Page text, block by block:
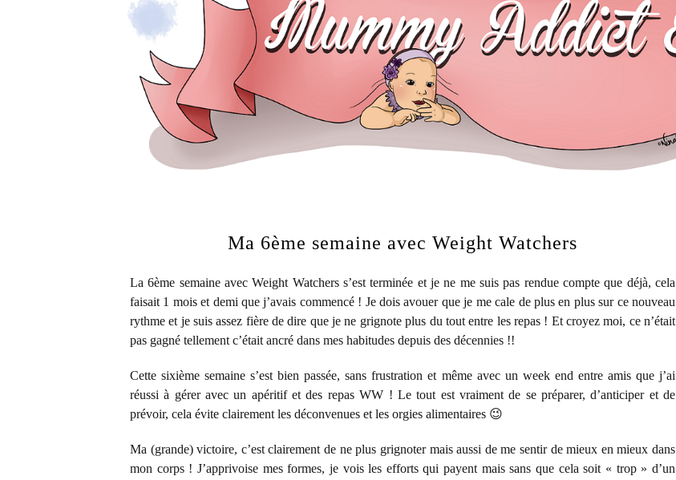
Ma 6ème semaine avec Weight Watchers
La 6ème semaine avec Weight Watchers s’est terminée et je ne me suis pas rendue compte que déjà, cela
faisait 1 mois et demi que j’avais commencé ! Je dois avouer que je me cale de plus en plus sur ce nouveau
rythme et je suis assez fière de dire que je ne grignote plus du tout entre les repas ! Et croyez moi, ce n’était
pas gagné tellement c’était ancré dans mes habitudes depuis des décennies !!
Cette sixième semaine s’est bien passée, sans frustration et même avec un week end entre amis que j’ai
réussi à gérer avec un apéritif et des repas WW ! Le tout est vraiment de se préparer, d’anticiper et de
prévoir, cela évite clairement les déconvenues et les orgies alimentaires 😉
Ma (grande) victoire, c’est clairement de ne plus grignoter mais aussi de me sentir de mieux en mieux dans
mon corps ! J’apprivoise mes formes, je vois les efforts qui payent mais sans que cela soit « trop » d’un